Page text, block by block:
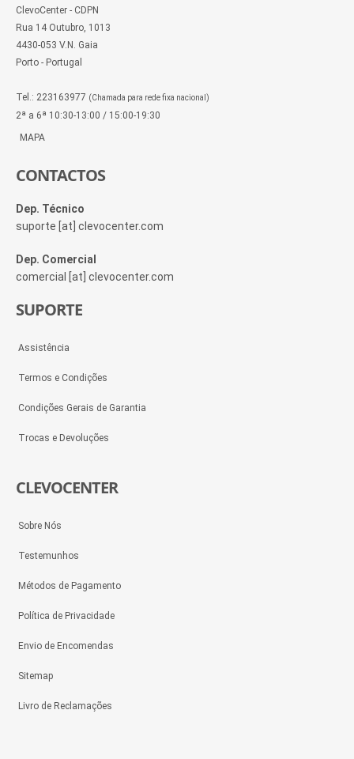
ClevoCenter - CDPN
Rua 14 Outubro, 1013
4430-053 V.N. Gaia
Porto - Portugal
Tel.: 223163977 (Chamada para rede fixa nacional)
2ª a 6ª 10:30-13:00 / 15:00-19:30
MAPA
CONTACTOS
Dep. Técnico
suporte [at] clevocenter.com
Dep. Comercial
comercial [at] clevocenter.com
SUPORTE
Assistência
Termos e Condições
Condições Gerais de Garantia
Trocas e Devoluções
CLEVOCENTER
Sobre Nós
Testemunhos
Métodos de Pagamento
Política de Privacidade
Envio de Encomendas
Sitemap
Livro de Reclamações